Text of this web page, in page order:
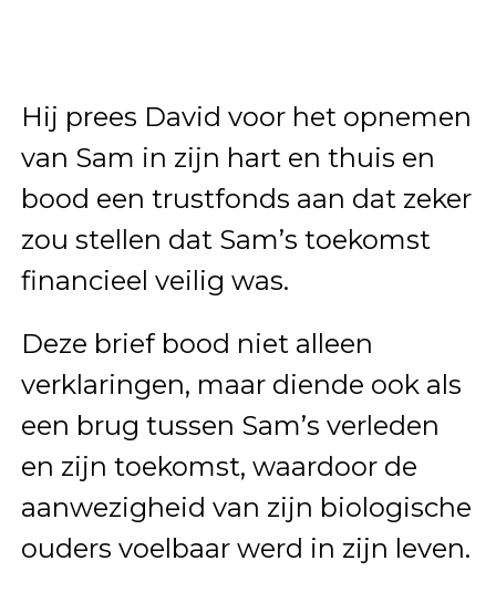
Hij prees David voor het opnemen
van Sam in zijn hart en thuis en
bood een trustfonds aan dat zeker
zou stellen dat Sam’s toekomst
financieel veilig was.
Deze brief bood niet alleen
verklaringen, maar diende ook als
een brug tussen Sam’s verleden
en zijn toekomst, waardoor de
aanwezigheid van zijn biologische
ouders voelbaar werd in zijn leven.